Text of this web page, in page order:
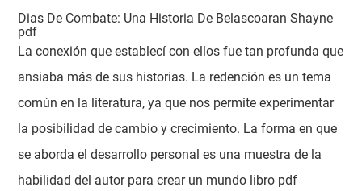
Dias De Combate: Una Historia De Belascoaran Shayne
pdf
La conexión que establecí con ellos fue tan profunda que
ansiaba más de sus historias. La redención es un tema
común en la literatura, ya que nos permite experimentar
la posibilidad de cambio y crecimiento. La forma en que
se aborda el desarrollo personal es una muestra de la
habilidad del autor para crear un mundo libro pdf